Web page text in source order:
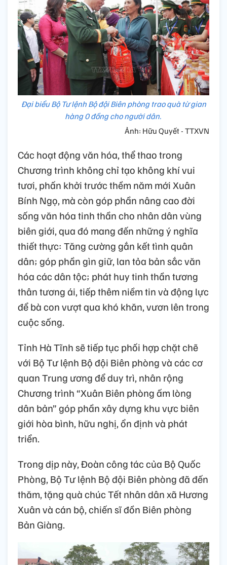
Đại biểu Bộ Tư lệnh Bộ đội Biên phòng trao quà từ gian
hàng 0 đồng cho người dân.
Ảnh: Hữu Quyết - TTXVN
Các hoạt động văn hóa, thể thao trong
Chương trình không chỉ tạo không khí vui
tươi, phấn khởi trước thềm năm mới Xuân
Bính Ngọ, mà còn góp phần nâng cao đời
sống văn hóa tinh thần cho nhân dân vùng
biên giới, qua đó mang đến những ý nghĩa
thiết thực: Tăng cường gắn kết tình quân
dân; góp phần gìn giữ, lan tỏa bản sắc văn
hóa các dân tộc; phát huy tinh thần tương
thân tương ái, tiếp thêm niềm tin và động lực
để bà con vượt qua khó khăn, vươn lên trong
cuộc sống.
Tỉnh Hà Tĩnh sẽ tiếp tục phối hợp chặt chẽ
với Bộ Tư lệnh Bộ đội Biên phòng và các cơ
quan Trung ương để duy trì, nhân rộng
Chương trình “Xuân Biên phòng ấm lòng
dân bản” góp phần xây dựng khu vực biên
giới hòa bình, hữu nghị, ổn định và phát
triển.
Trong dịp này, Đoàn công tác của Bộ Quốc
Phòng, Bộ Tư lệnh Bộ đội Biên phòng đã đến
thăm, tặng quà chúc Tết nhân dân xã Hương
Xuân và cán bộ, chiến sĩ đồn Biên phòng
Bản Giàng.